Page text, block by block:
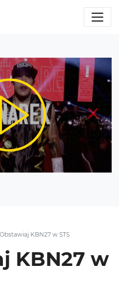
Obstawiaj KBN27 w STS
KBN27 w